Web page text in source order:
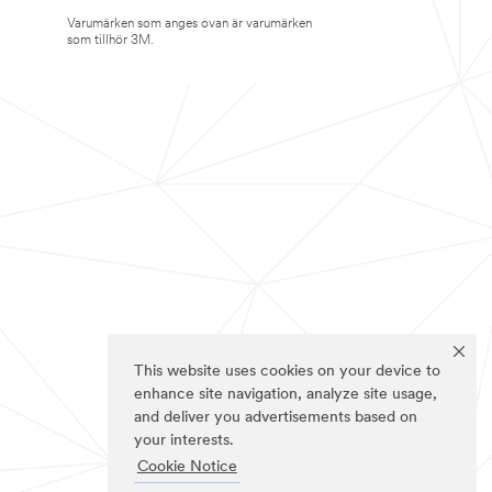
This website uses cookies on your device to
enhance site navigation, analyze site usage,
and deliver you advertisements based on
your interests.
Cookie Notice
Varumärken som anges ovan är varumärken
som tillhör 3M.